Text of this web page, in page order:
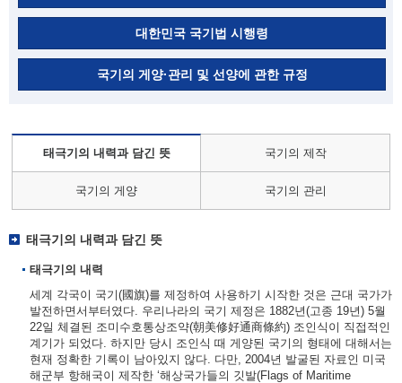
대한민국 국기법 시행령
국기의 게양·관리 및 선양에 관한 규정
태극기의 내력과 담긴 뜻 국기의 제작
국기의 게양 국기의 관리
태극기의 내력과 담긴 뜻
태극기의 내력
세계 각국이 국기(國旗)를 제정하여 사용하기 시작한 것은 근대 국가가
발전하면서부터였다. 우리나라의 국기 제정은 1882년(고종 19년) 5월
22일 체결된 조미수호통상조약(朝美修好通商條約) 조인식이 직접적인
계기가 되었다. 하지만 당시 조인식 때 게양된 국기의 형태에 대해서는
현재 정확한 기록이 남아있지 않다. 다만, 2004년 발굴된 자료인 미국
해군부 항해국이 제작한 ‘해상국가들의 깃발(Flags of Maritime